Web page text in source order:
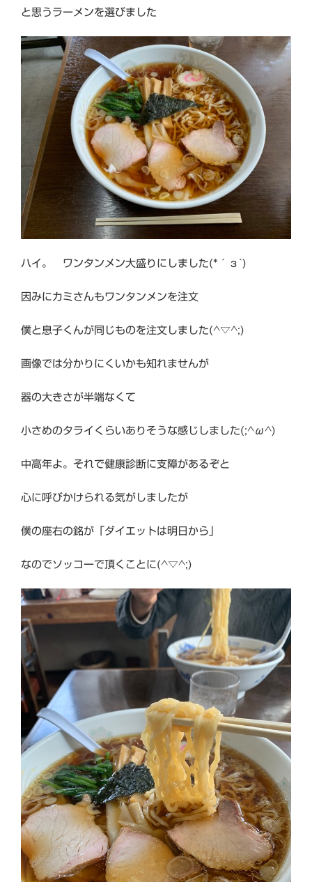
と思うラーメンを選びました
ハイ。 ワンタンメン大盛りにしました(*´з`)
因みにカミさんもワンタンメンを注文
僕と息子くんが同じものを注文しました(^▽^;)
画像では分かりにくいかも知れませんが
器の大きさが半端なくて
小さめのタライくらいありそうな感じしました(;^ω^)
中高年よ。それで健康診断に支障があるぞと
心に呼びかけられる気がしましたが
僕の座右の銘が「ダイエットは明日から」
なのでソッコーで頂くことに(^▽^;)